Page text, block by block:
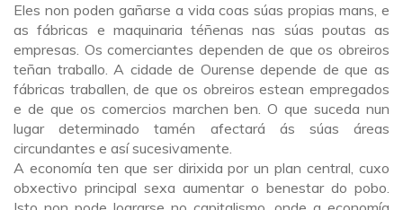
Eles non poden gañarse a vida coas súas propias mans, e
as fábricas e maquinaria téñenas nas súas poutas as
empresas. Os comerciantes dependen de que os obreiros
teñan traballo. A cidade de Ourense depende de que as
fábricas traballen, de que os obreiros estean empregados
e de que os comercios marchen ben. O que suceda nun
lugar determinado tamén afectará ás súas áreas
circundantes e así sucesivamente.
A economía ten que ser dirixida por un plan central, cuxo
obxectivo principal sexa aumentar o benestar do pobo.